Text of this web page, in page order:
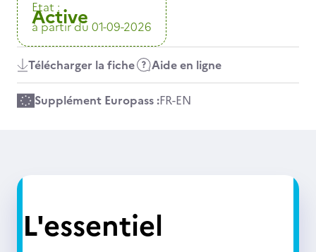
Etat :
Active
à partir du 01-09-2026
Télécharger la fiche Aide en ligne
Supplément Europass :FR-EN
L'essentiel